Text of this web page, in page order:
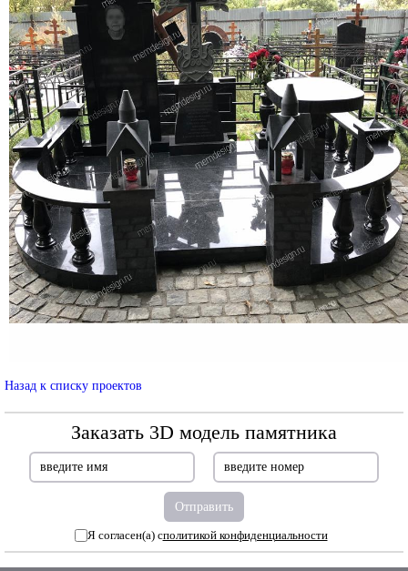
Назад к списку проектов
Заказать 3D модель памятника
Я согласен(а) сполитикой конфиденциальности